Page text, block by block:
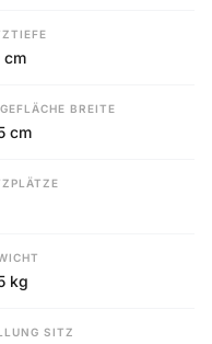
cm
BREITE
cm
kg
SITZ